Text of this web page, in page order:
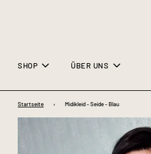
SHOP ÜBER UNS
Startseite › Midikleid - Seide - Blau